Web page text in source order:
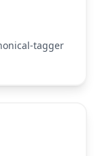
tagger